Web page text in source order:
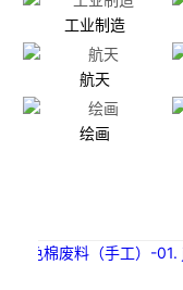
工业制造
航天
绘画